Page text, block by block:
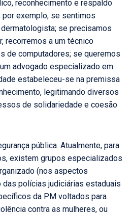
reconhecimento e respaldo
por exemplo, se sentimos
se precisamos
recorremos a um técnico
de computadores; se queremos
advogado especializado em
estabeleceu-se na premissa
legitimando diversos
de solidariedade e coesão
pública. Atualmente, para
existem grupos especializados
(nos aspectos
polícias judiciárias estaduais
da PM voltados para
contra as mulheres, ou